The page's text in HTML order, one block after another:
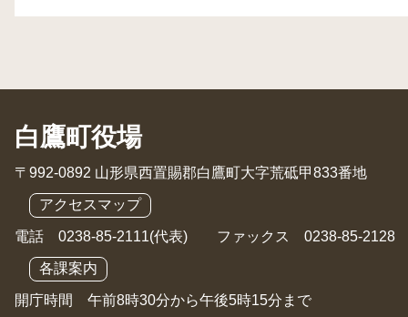
白鷹町役場
〒992-0892 山形県西置賜郡白鷹町大字荒砥甲833番地
アクセスマップ
電話 0238-85-2111(代表) ファックス 0238-85-2128
各課案内
開庁時間 午前8時30分から午後5時15分まで